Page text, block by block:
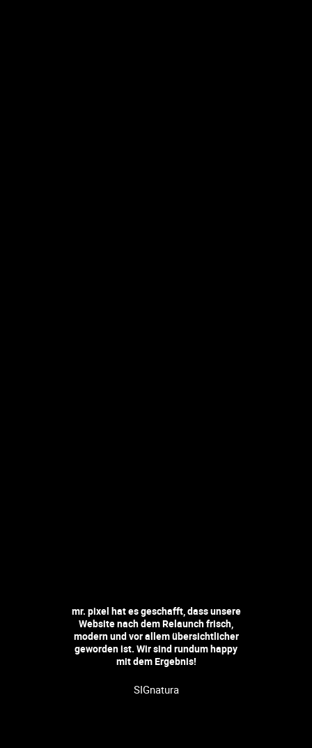
mr. pixel hat es geschafft, dass unsere
Website nach dem Relaunch frisch,
modern und vor allem übersichtlicher
geworden ist. Wir sind rundum happy
mit dem Ergebnis!
SIGnatura